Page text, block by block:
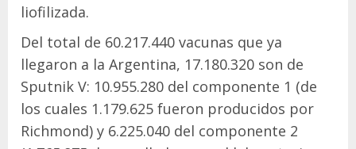
liofilizada.
Del total de 60.217.440 vacunas que ya
llegaron a la Argentina, 17.180.320 son de
Sputnik V: 10.955.280 del componente 1 (de
los cuales 1.179.625 fueron producidos por
Richmond) y 6.225.040 del componente 2